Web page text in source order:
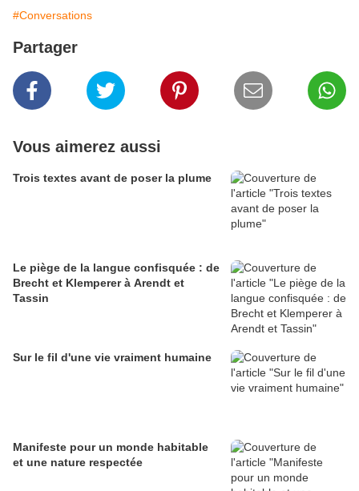
#Conversations
Partager
Vous aimerez aussi
Trois textes avant de poser la plume
Le piège de la langue confisquée : de
Brecht et Klemperer à Arendt et
Tassin
Sur le fil d'une vie vraiment humaine
Manifeste pour un monde habitable
et une nature respectée